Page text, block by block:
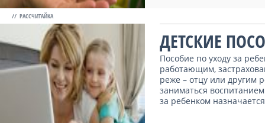
// РАССЧИТАЙКА
ДЕТСКИЕ
Пособие по уходу за
работающим,
реже – отцу или другим
заниматься
за ребенком